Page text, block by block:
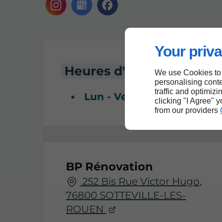
Your
We use Cookies
personalising
traffic and
clicking "I Agree"
from our providers
Heures d'ouverture
Lun - Ven : 08h - 18h
BP Rénovation
252 Bis Rue Victor Hugo,
76800 SOTTEVILLE-LES-
ROUEN